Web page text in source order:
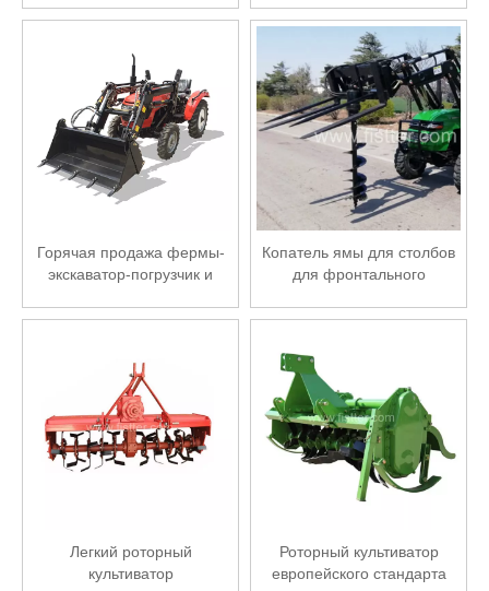
мощностью 40 л.с.
Горячая продажа фермы-
экскаватор-погрузчик и
продажу
Копатель ямы для столбов
для фронтального
Легкий роторный
культиватор
Роторный культиватор
европейского стандарта